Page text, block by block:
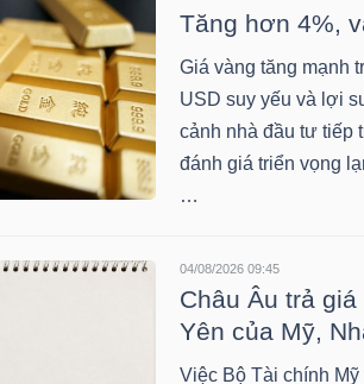
Tăng hơn 4%,
Giá vàng tăng mạnh
USD suy yếu và lợi
cảnh nhà đầu tư tiếp
đánh giá triển vọng
…
04/08/2026 09:45
Châu Âu trả
Yên của Mỹ,
Việc Bộ Tài chính